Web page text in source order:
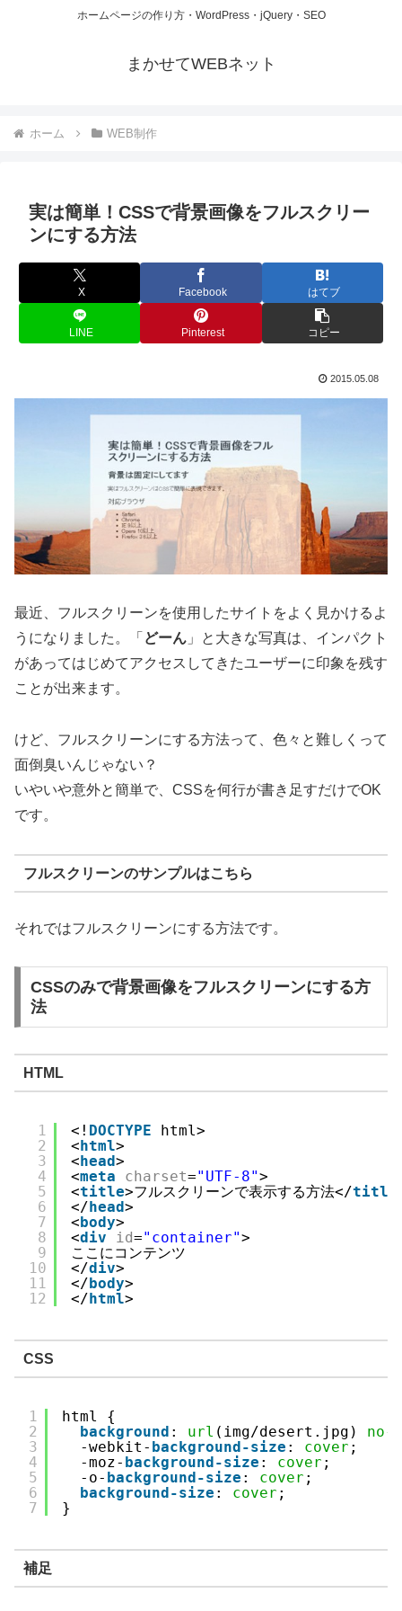
ホームページの作り方・WordPress・jQuery・SEO
まかせてWEBネット
ホーム WEB制作
実は簡単！CSSで背景画像をフルスクリー
ンにする方法
X Facebook はてブ
LINE Pinterest コピー
2015.05.08
最近、フルスクリーンを使用したサイトをよく見かけるよ
うになりました。「 どーん 」と大きな写真は、インパクト
があってはじめてアクセスしてきたユーザーに印象を残す
ことが出来ます。
けど、フルスクリーンにする方法って、色々と難しくって
面倒臭いんじゃない？
いやいや意外と簡単で、CSSを何行が書き足すだけでOK
です。
フルスクリーンのサンプルはこちら
それではフルスクリーンにする方法です。
CSSのみで背景画像をフルスクリーンにする方
法
HTML
1
2
3
4
5
6
7
8
9
10
11
12
<! DOCTYPE
html>
< html>
< head>
<meta charset="UTF-8">
<title>フルスクリーンで表示する方法</title
</ head>
< body>
<div id="container">
ここにコンテンツ
</div>
</ body>
</ html>
CSS
1
2
3
4
5
6
7
html {
background : url (img/desert.jpg) no-
-webkit- background-size : cover ;
-moz- background-size : cover ;
-o- background-size : cover ;
background-size : cover ;
}
補足